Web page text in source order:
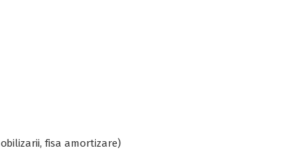
fisa amortizare)